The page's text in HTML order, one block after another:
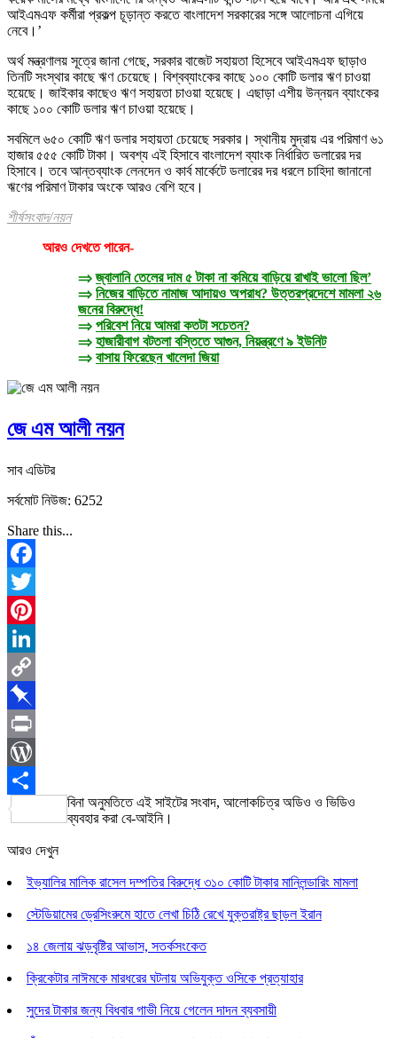
আইএমএফ কর্মীরা প্রকল্প চূড়ান্ত করতে বাংলাদেশ সরকারের সঙ্গে আলোচনা এগিয়ে
নেবে।’
অর্থ মন্ত্রণালয় সূত্রে জানা গেছে, সরকার বাজেট সহায়তা হিসেবে আইএমএফ ছাড়াও
তিনটি সংস্থার কাছে ঋণ চেয়েছে। বিশ্বব্যাংকের কাছে ১০০ কোটি ডলার ঋণ চাওয়া
হয়েছে। জাইকার কাছেও ঋণ সহায়তা চাওয়া হয়েছে। এছাড়া এশীয় উন্নয়ন ব্যাংকের
কাছে ১০০ কোটি ডলার ঋণ চাওয়া হয়েছে।
সবমিলে ৬৫০ কোটি ঋণ ডলার সহায়তা চেয়েছে সরকার। স্থানীয় মুদ্রায় এর পরিমাণ ৬১
হাজার ৫৫৫ কোটি টাকা। অবশ্য এই হিসাবে বাংলাদেশ ব্যাংক নির্ধারিত ডলারের দর
হিসাবে। তবে আন্তব্যাংক লেনদেন ও কার্ব মার্কেটে ডলারের দর ধরলে চাহিদা জানানো
ঋণের পরিমাণ টাকার অংকে আরও বেশি হবে।
শীর্ষসংবাদ/নয়ন
আরও দেখতে পারেন-
⇒জ্বালানি তেলের দাম ৫ টাকা না কমিয়ে বাড়িয়ে রাখাই ভালো ছিল’
⇒ নিজের বাড়িতে নামাজ আদায়ও অপরাধ? উত্তরপ্রদেশে মামলা ২৬
জনের বিরুদ্ধে!
⇒ পরিবেশ নিয়ে আমরা কতটা সচেতন?
⇒ হাজারীবাগ বটতলা বস্তিতে আগুন, নিয়ন্ত্রণে ৯ ইউনিট
⇒ বাসায় ফিরেছেন খালেদা জিয়া
জে এম আলী নয়ন
সাব এডিটর
সর্বমোট নিউজ: 6252
Share this...
Facebook
Twitter
Pinterest
LinkedIn
Copy
Link
Pinboard
Print
WordPress
Share
বিনা অনুমতিতে এই সাইটের সংবাদ, আলোকচিত্র অডিও ও ভিডিও
ব্যবহার করা বে-আইনি।
আরও দেখুন
ইভ্যালির মালিক রাসেল দম্পতির বিরুদ্ধে ৩১০ কোটি টাকার মানিলন্ডারিং মামলা
স্টেডিয়ামের ড্রেসিংরুমে হাতে লেখা চিঠি রেখে যুক্তরাষ্ট্র ছাড়ল ইরান
১৪ জেলায় ঝড়বৃষ্টির আভাস, সতর্কসংকেত
ক্রিকেটার নাঈমকে মারধরের ঘটনায় অভিযুক্ত ওসিকে প্রত্যাহার
সুদের টাকার জন্য বিধবার গাভী নিয়ে গেলেন দাদন ব্যবসায়ী